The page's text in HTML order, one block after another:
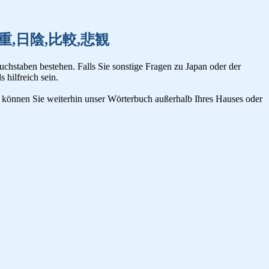
,日陰,比較,悲観
bestehen. Falls Sie sonstige Fragen zu Japan oder der
hilfreich sein.
Sie weiterhin unser Wörterbuch außerhalb Ihres Hauses oder